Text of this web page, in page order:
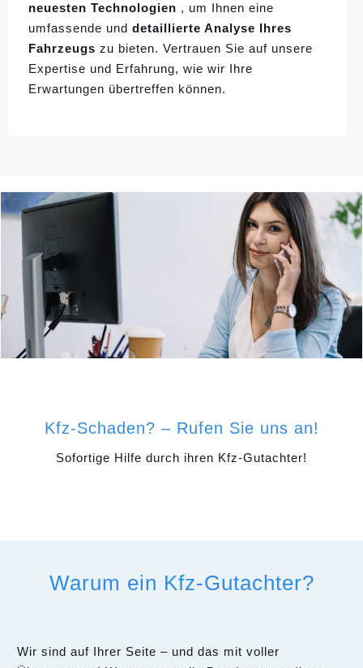
neuesten Technologien , um Ihnen eine
umfassende und detaillierte Analyse Ihres
Fahrzeugs zu bieten. Vertrauen Sie auf unsere
Expertise und Erfahrung, wie wir Ihre
Erwartungen übertreffen können.
Kfz-Schaden? – Rufen Sie uns an!
Sofortige Hilfe durch ihren Kfz-Gutachter!
Warum ein Kfz-Gutachter?
Wir sind auf Ihrer Seite – und das mit voller